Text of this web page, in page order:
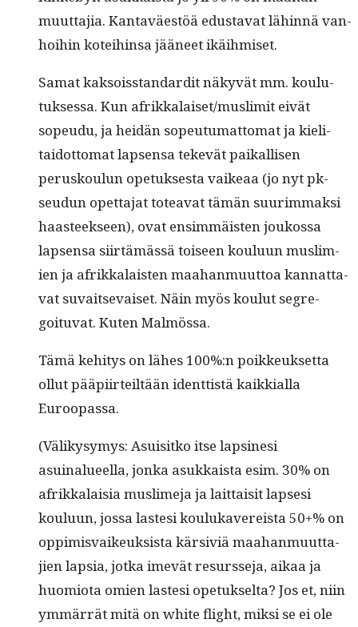
muut­ta­jia. Kan­taväestöä edus­ta­vat lähin­nä van­
hoi­hin kotei­hin­sa jääneet ikäihmiset.
Samat kak­sois­stan­dard­it näkyvät mm. koulu­
tuk­ses­sa. Kun afrikkalaiset/muslimit eivät
sopeudu, ja hei­dän sopeu­tu­mat­tomat ja kieli­
taidot­tomat lapsen­sa tekevät paikallisen
perusk­oulun opetuk­ses­ta vaikeaa (jo nyt pk-
seudun opet­ta­jat totea­vat tämän suurim­mak­si
haas­teek­seen), ovat ensim­mäis­ten joukos­sa
lapsen­sa siirtämässä toiseen koulu­un mus­lim­
ien ja afrikkalais­ten maa­han­muut­toa kan­nat­ta­
vat suvait­se­vaiset. Näin myös koulut seg­re­
goitu­vat. Kuten Malmössa.
Tämä kehi­tys on läh­es 100%:n poikkeuk­set­ta
ollut pääpi­irteiltään ident­tistä kaikkial­la
Euroopassa.
(Välikysymys: Asu­isitko itse lapsi­ne­si
asuinalueel­la, jon­ka asukkaista esim. 30% on
afrikkalaisia mus­lime­ja ja lait­taisit laps­esi
koulu­un, jos­sa laste­si koulukavereista 50+% on
oppimis­vaikeuk­sista kär­siviä maa­han­muut­ta­
jien lap­sia, jot­ka imevät resursse­ja, aikaa ja
huomio­ta omien laste­si opetuk­selta? Jos et, niin
ymmär­rät mitä on white flight, mik­si se ei ole